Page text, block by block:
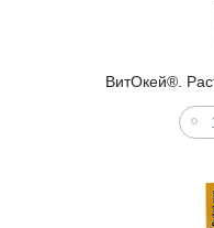
ВитОкей®.